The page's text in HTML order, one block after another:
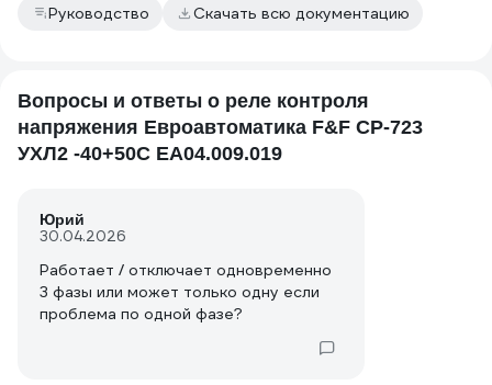
Руководство Скачать всю документацию
Вопросы и ответы о реле контроля
напряжения Евроавтоматика F&F CP-723
УХЛ2 -40+50С EA04.009.019
Юрий
30.04.2026
Работает / отключает одновременно
3 фазы или может только одну если
проблема по одной фазе?